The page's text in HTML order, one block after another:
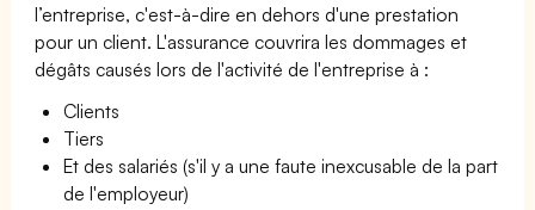
l’entreprise, c'est-à-dire en dehors d'une prestation
pour un client. L'assurance couvrira les dommages et
dégâts causés lors de l'activité de l'entreprise à :
Clients
Tiers
Et des salariés (s'il y a une faute inexcusable de la part
de l'employeur)